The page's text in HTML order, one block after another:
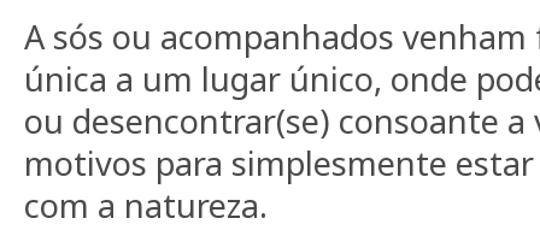
A sós ou acompanhados
única a um lugar único, onde
ou desencontrar(se) consoante a
motivos para simplesmente
com a natureza.